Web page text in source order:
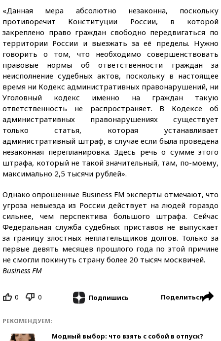
«Данная мера абсолютно незаконна, поскольку
противоречит Конституции России, в которой
закреплено право граждан свободно передвигаться по
территории России и выезжать за её пределы. Нужно
говорить о том, что необходимо совершенствовать
правовые нормы об ответственности граждан за
неисполнение судебных актов, поскольку в настоящее
время ни Кодекс административных правонарушений, ни
Уголовный кодекс именно на граждан такую
ответственность не распространяет. В Кодексе об
административных правонарушениях существует
только статья, которая устанавливает
административный штраф, в случае если была проведена
незаконная перепланировка. Здесь речь о сумме этого
штрафа, который не такой значительный, там, по-моему,
максимально 2,5 тысячи рублей».
Однако опрошенные Business FM эксперты отмечают, что
угроза невыезда из России действует на людей гораздо
сильнее, чем перспектива большого штрафа. Сейчас
Федеральная служба судебных приставов не выпускает
за границу злостных неплательщиков долгов. Только за
первые девять месяцев прошлого года по этой причине
не смогли покинуть страну более 20 тысяч москвичей.
Business FM
0 0 Подпишись Поделиться
РЕКОМЕНДУЕМ:
Модный выбор: что взять с собой в отпуск?